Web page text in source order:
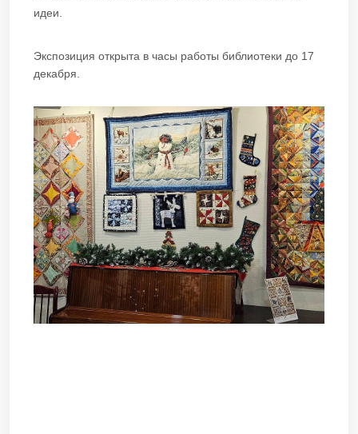
идеи.
Экспозиция открыта в часы работы библиотеки до 17
декабря.